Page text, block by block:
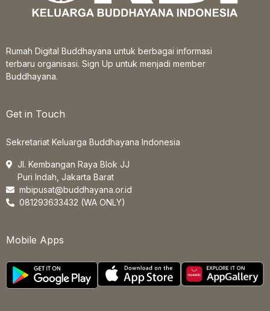
Rumah Digital Buddhayana untuk berbagai informasi
terbaru organisasi. Sign Up untuk menjadi member
Buddhayana.
Get in Touch
Sekretariat Keluarga Buddhayana Indonesia
Jl. Kembangan Raya Blok JJ
Puri Indah, Jakarta Barat
mbipusat@buddhayana.or.id
081293633432 (WA ONLY)
Mobile Apps